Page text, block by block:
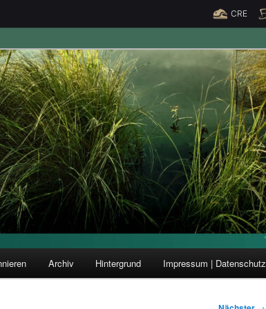
CRE
und Forschung
Archiv Hintergrund Impressum | Datenschutz